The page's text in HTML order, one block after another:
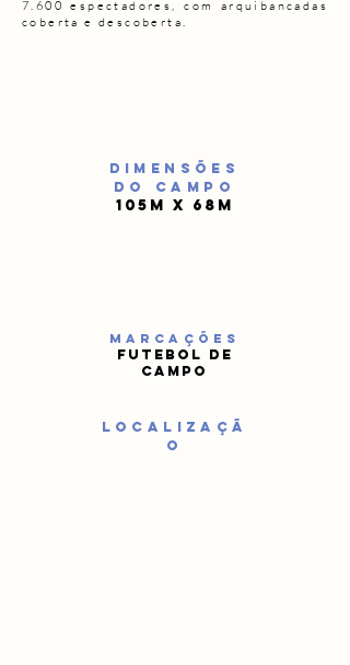
7.600 espectadores, com arquibancadas
coberta e descoberta.
DIMENSÕES
Do campo
105m x 68m
marcações
futebol de
campo
localizaçã
o